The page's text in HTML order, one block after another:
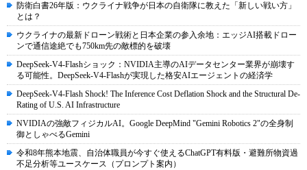
防衛白書26年版：ウクライナ戦争が日本の自衛隊に教えた「新しい戦い方」
とは？
ウクライナの最新ドローン戦術と日本企業の参入余地：エッジAI搭載ドロー
ンで通信途絶でも750km先の敵標的を破壊
DeepSeek-V4-Flashショック：NVIDIA主導のAIデータセンター業界が崩壊す
る可能性。DeepSeek-V4-Flashが実現した格安AIエージェントの経済学
DeepSeek-V4-Flash Shock! The Inference Cost Deflation Shock and the Structural De-
Rating of U.S. AI Infrastructure
NVIDIAの強敵フィジカルAI。Google DeepMind "Gemini Robotics 2"の全身制
御としゃべるGemini
令和8年熊本地震、自治体職員が今すぐ使えるChatGPT有料版・避難所物資過
不足分析等ユースケース（プロンプト案内）